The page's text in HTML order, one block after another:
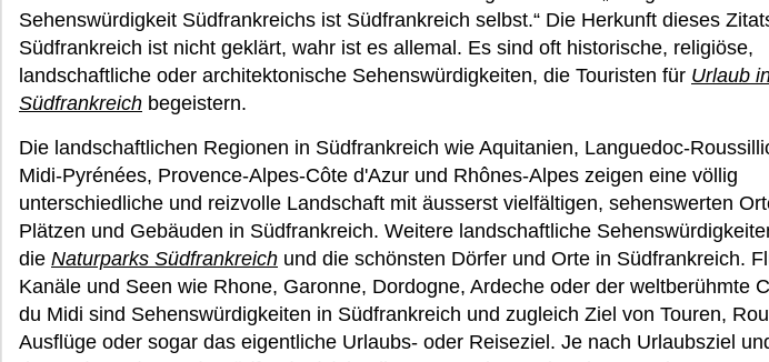
Sehenswürdigkeit Südfrankreichs ist Südfrankreich selbst.“ Die Herkunft dieses
Südfrankreich ist nicht geklärt, wahr ist es allemal. Es sind oft historische, religiöse,
landschaftliche oder architektonische Sehenswürdigkeiten, die Touristen für Urlaub
Südfrankreich begeistern.
Die landschaftlichen Regionen in Südfrankreich wie Aquitanien, Languedoc-
Midi-Pyrénées, Provence-Alpes-Côte d'Azur und Rhônes-Alpes zeigen eine völlig
unterschiedliche und reizvolle Landschaft mit äusserst vielfältigen, sehenswerten
Plätzen und Gebäuden in Südfrankreich. Weitere landschaftliche
die Naturparks Südfrankreich und die schönsten Dörfer und Orte in Südfrankreich.
Kanäle und Seen wie Rhone, Garonne, Dordogne, Ardeche oder der weltberühmte
du Midi sind Sehenswürdigkeiten in Südfrankreich und zugleich Ziel von Touren,
Ausflüge oder sogar das eigentliche Urlaubs- oder Reiseziel. Je nach Urlaubsziel